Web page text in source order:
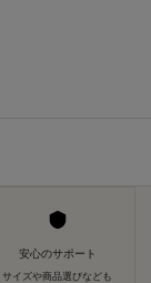
安心のサポート
サイズや商品選びなども